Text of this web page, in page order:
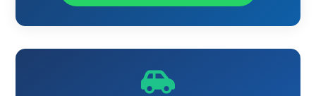
ليموزين
الاسكندرية
الى